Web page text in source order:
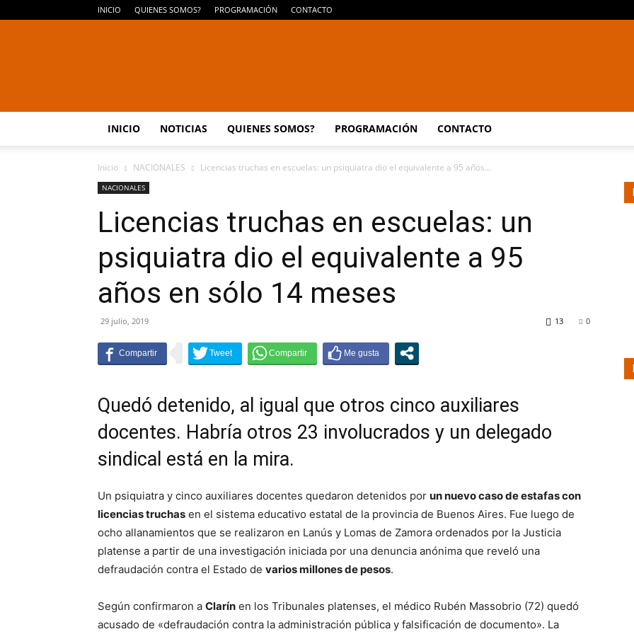
INICIO QUIENES SOMOS? PROGRAMACIÓN CONTACTO
Araucaria
INICIO NOTICIAS QUIENES SOMOS? PROGRAMACIÓN CONTACTO
Inicio NACIONALES Licencias truchas en escuelas: un psiquiatra dio el equivalente a 95 años...
NACIONALES
Licencias truchas en escuelas: un
psiquiatra dio el equivalente a 95
años en sólo 14 meses
29 julio, 2019 0
13
Quedó detenido, al igual que otros cinco auxiliares
docentes. Habría otros 23 involucrados y un delegado
sindical está en la mira.
Un psiquiatra y cinco auxiliares docentes quedaron detenidos por un nuevo caso de estafas con
licencias truchas en el sistema educativo estatal de la provincia de Buenos Aires. Fue luego de
ocho allanamientos que se realizaron en Lanús y Lomas de Zamora ordenados por la Justicia
platense a partir de una investigación iniciada por una denuncia anónima que reveló una
defraudación contra el Estado de varios millones de pesos.
Según confirmaron a Clarín en los Tribunales platenses, el médico Rubén Massobrio (72) quedó
acusado de «defraudación contra la administración pública y falsificación de documento». La